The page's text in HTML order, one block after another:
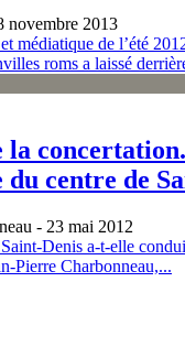
novembre 2013
médiatique de l’été
roms a laissé
la concertation.
du centre de
- 23 mai 2012
Denis a-t-elle
Pierre Charbonneau,...